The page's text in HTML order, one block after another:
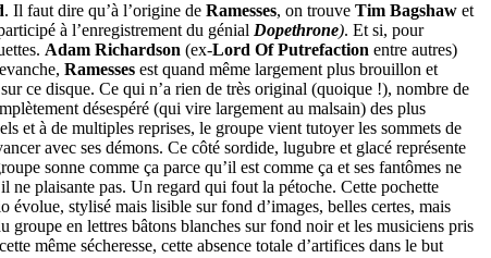
. Il faut dire qu’à l’origine de Ramesses, on trouve Tim Bagshaw et
à l’enregistrement du génial Dopethrone). Et si, pour
Adam Richardson (ex-Lord Of Putrefaction entre autres)
Ramesses est quand même largement plus brouillon et
ce disque. Ce qui n’a rien de très original (quoique !), nombre de
désespéré (qui vire largement au malsain) des plus
et à de multiples reprises, le groupe vient tutoyer les sommets de
avec ses démons. Ce côté sordide, lugubre et glacé représente
sonne comme ça parce qu’il est comme ça et ses fantômes ne
ne plaisante pas. Un regard qui fout la pétoche. Cette pochette
évolue, stylisé mais lisible sur fond d’images, belles certes, mais
groupe en lettres bâtons blanches sur fond noir et les musiciens pris
même sécheresse, cette absence totale d’artifices dans le but